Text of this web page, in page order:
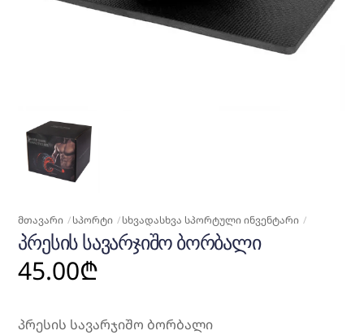
ᲛᲗᲐᲕᲐᲠᲘ ᲡᲞᲝᲠᲢᲘ ᲡᲮᲕᲐᲓᲐᲡᲮᲕᲐ ᲡᲞᲝᲠᲢᲣᲚᲘ ᲘᲜᲕᲔᲜᲢᲐᲠᲘ
ᲞᲠᲔᲡᲘᲡ ᲡᲐᲕᲐᲠᲯᲘᲨᲝ ᲑᲝᲠᲑᲐᲚᲘ
45.00₾
პრესის სავარჯიშო ბორბალი